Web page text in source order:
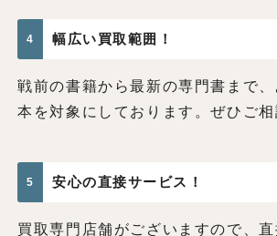
4 幅広い買取範囲！
戦前の書籍から最新の専門書まで
本を対象にしております。ぜひご相
5 安心の直接サービス！
買取専門店舗がございますので、